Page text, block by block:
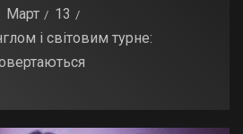
Март
13
і світовим турне: